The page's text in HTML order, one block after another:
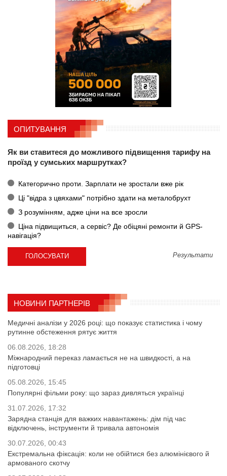
ОПИТУВАННЯ
Як ви ставитеся до можливого підвищення тарифу на
проїзд у сумських маршрутках?
Категорично проти. Зарплати не зростали вже рік
Ці "відра з цвяхами" потрібно здати на металобрухт
З розумінням, адже ціни на все зросли
Ціна підвищиться, а сервіс? Де обіцяні ремонти й GPS-
навігація?
Результати
НОВИНИ ПАРТНЕРІВ
Медичні аналізи у 2026 році: що показує статистика і чому
рутинне обстеження рятує життя
06.08.2026, 18:28
Міжнародний переказ ламається не на швидкості, а на
підготовці
05.08.2026, 15:45
Популярні фільми року: що зараз дивляться українці
31.07.2026, 17:32
Зарядна станція для важких навантажень: дім під час
відключень, інструменти й тривала автономія
30.07.2026, 00:43
Екстремальна фіксація: коли не обійтися без алюмінієвого й
армованого скотчу